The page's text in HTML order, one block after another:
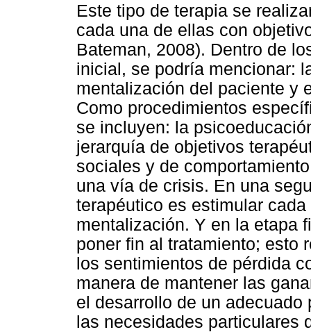
Este tipo de terapia se
cada una de ellas con
Bateman, 2008). Dentro de
inicial, se podría mencionar:
mentalización del paciente y
Como procedimientos
se incluyen: la
jerarquía de objetivos
sociales y de
una vía de crisis. En una
terapéutico es estimular
mentalización. Y en la etapa
poner fin al tratamiento; esto
los sentimientos de pérdida
manera de mantener las
el desarrollo de un
las necesidades particulares